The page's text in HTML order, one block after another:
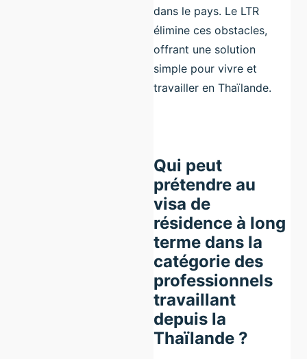
dans le pays. Le LTR
élimine ces obstacles,
offrant une solution
simple pour vivre et
travailler en Thaïlande.
Qui peut
prétendre au
visa de
résidence à long
terme dans la
catégorie des
professionnels
travaillant
depuis la
Thaïlande ?